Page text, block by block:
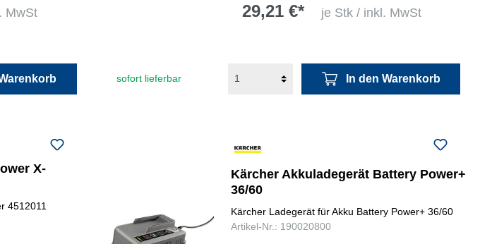
MwSt 29,21 €* je Stk / inkl. MwSt
sofort lieferbar In den Warenkorb
X-
4512011
Kärcher Akkuladegerät Battery Power+
36/60
Kärcher Ladegerät für Akku Battery Power+ 36/60
Artikel-Nr.: 190020800